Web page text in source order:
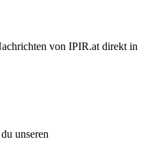
von IPIR.at direkt in
unseren